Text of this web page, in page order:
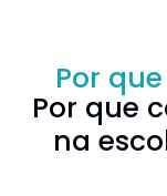
Por
Por que
na